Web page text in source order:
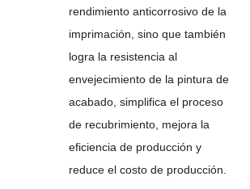
rendimiento anticorrosivo de la
imprimación, sino que también
logra la resistencia al
envejecimiento de la pintura de
acabado, simplifica el proceso
de recubrimiento, mejora la
eficiencia de producción y
reduce el costo de producción.